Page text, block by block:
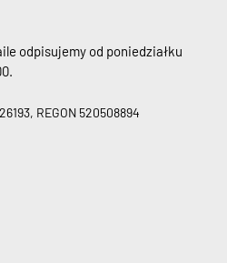
odpisujemy od poniedziałku
REGON 520508894